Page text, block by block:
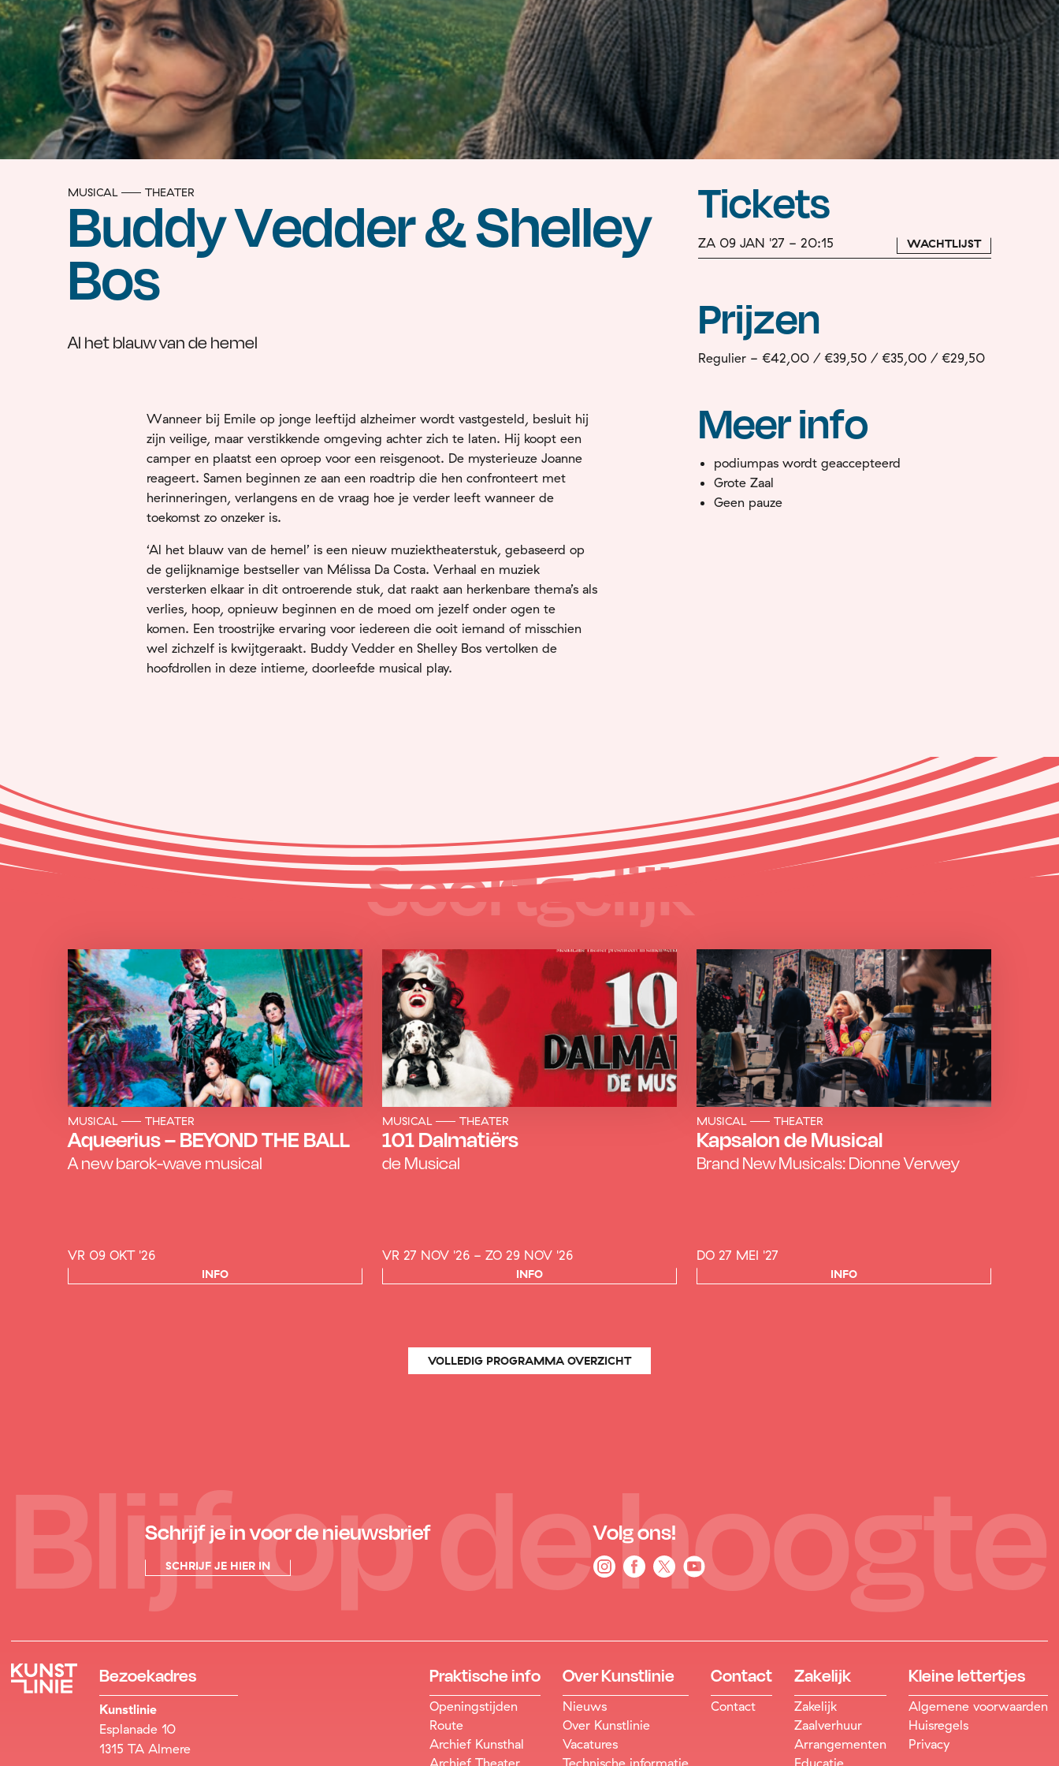
Tickets
ZA 09 JAN '27 - 20:15 WACHTLIJST
Prijzen
Regulier - €42,00 / €39,50 / €35,00 / €29,50
Meer info
podiumpas wordt geaccepteerd
Grote Zaal
Geen pauze
MUSICAL THEATER
Buddy Vedder & Shelley
Bos
Al het blauw van de hemel
Wanneer bij Emile op jonge leeftijd alzheimer wordt vastgesteld, besluit hij
zijn veilige, maar verstikkende omgeving achter zich te laten. Hij koopt een
camper en plaatst een oproep voor een reisgenoot. De mysterieuze Joanne
reageert. Samen beginnen ze aan een roadtrip die hen confronteert met
herinneringen, verlangens en de vraag hoe je verder leeft wanneer de
toekomst zo onzeker is.
‘Al het blauw van de hemel’ is een nieuw muziektheaterstuk, gebaseerd op
de gelijknamige bestseller van Mélissa Da Costa. Verhaal en muziek
versterken elkaar in dit ontroerende stuk, dat raakt aan herkenbare thema’s als
verlies, hoop, opnieuw beginnen en de moed om jezelf onder ogen te
komen. Een troostrijke ervaring voor iedereen die ooit iemand of misschien
wel zichzelf is kwijtgeraakt. Buddy Vedder en Shelley Bos vertolken de
hoofdrollen in deze intieme, doorleefde musical play.
Soortgelijk
MUSICAL THEATER
Aqueerius – BEYOND THE BALL
A new barok-wave musical
VR 09 OKT '26
INFO
MUSICAL THEATER
101 Dalmatiërs
de Musical
VR 27 NOV '26 - ZO 29 NOV '26
INFO
MUSICAL THEATER
Kapsalon de Musical
Brand New Musicals: Dionne Verwey
DO 27 MEI '27
INFO
VOLLEDIG PROGRAMMA OVERZICHT
Blijf op de hoogte
Schrijf je in voor de nieuwsbrief
SCHRIJF JE HIER IN
Volg ons!
Bezoekadres
Kunstlinie
Esplanade 10
1315 TA Almere
Praktische info
Openingstijden
Route
Archief Kunsthal
Archief Theater
Over Kunstlinie
Nieuws
Over Kunstlinie
Vacatures
Technische informatie
Contact
Contact
Zakelijk
Zakelijk
Zaalverhuur
Arrangementen
Educatie
Kleine lettertjes
Algemene voorwaarden
Huisregels
Privacy